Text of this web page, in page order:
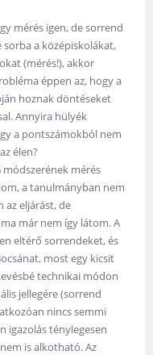
mérés igen, de sorrend
sorba a középiskolákat,
(mérés!), akkor
éppen az, hogy a
hoznak döntéseket
Annyira hülyék
a pontszámokból nem
élen?
módszerének mérés
a tanulmányban nem
eljárást, de
már nem így látom. A
eltérő sorrendeket, és
most egy kicsit
technikai módon
jellegére (sorrend
nincs semmi
igazolás ténylegesen
is alkotható. Az